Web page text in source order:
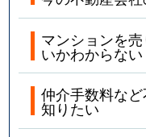
マンションを
いかわからない
仲介手数料な
知りたい